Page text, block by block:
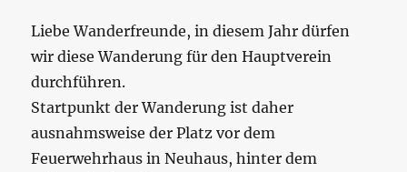
Liebe Wanderfreunde, in diesem Jahr dürfen
wir diese Wanderung für den Hauptverein
durchführen.
Startpunkt der Wanderung ist daher
ausnahmsweise der Platz vor dem
Feuerwehrhaus in Neuhaus, hinter dem